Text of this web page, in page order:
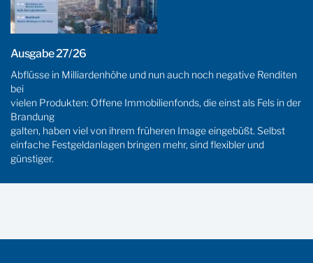
Ausgabe 27/26
Abflüsse in Milliardenhöhe und nun auch noch negative Renditen
bei
vielen Produkten: Offene Immobilienfonds, die einst als Fels in der
Brandung
galten, haben viel von ihrem früheren Image eingebüßt. Selbst
einfache Festgeldanlagen bringen mehr, sind flexibler und
günstiger.